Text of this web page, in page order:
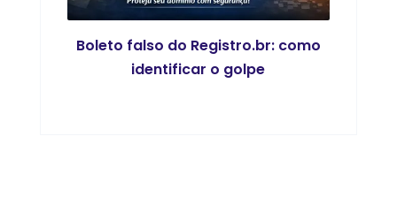
Boleto falso do Registro.br: como
identificar o golpe